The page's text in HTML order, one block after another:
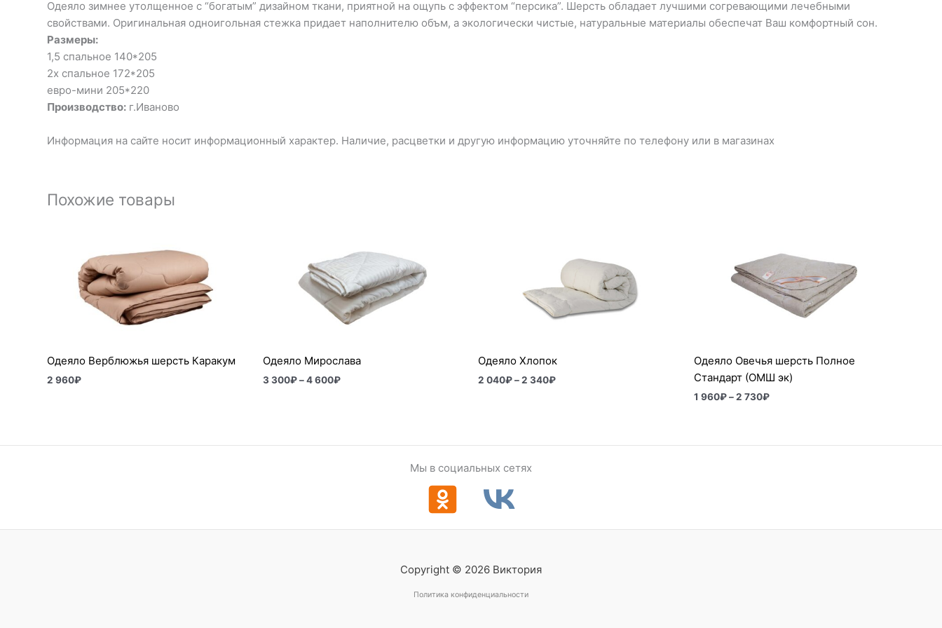
Одеяло зимнее утолщенное с “богатым” дизайном ткани, приятной на ощупь с эффектом “персика”. Шерсть обладает лучшими согревающими лечебными
свойствами. Оригинальная одноигольная стежка придает наполнителю объм, а экологически чистые, натуральные материалы обеспечат Ваш комфортный сон.
Размеры:
1,5 спальное 140*205
2х спальное 172*205
евро-мини 205*220
Производство: г.Иваново
Информация на сайте носит информационный характер. Наличие, расцветки и другую информацию уточняйте по телефону или в магазинах
Похожие товары
Одеяло Верблюжья шерсть Каракум
2 960₽
Одеяло Мирослава
3 300₽ – 4 600₽
300₽
4
600₽
Одеяло Хлопок
2 040₽–2 340₽
040₽
2
340₽
Одеяло Овечья шерсть Полное
Стандарт (ОМШ эк)
1 960₽ – 2 730₽
960₽
–
2
730₽
Мы в социальных сетях
Copyright © 2026 Виктория
Политика конфиденциальности